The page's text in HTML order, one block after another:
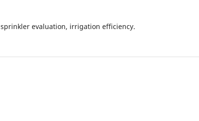
sprinkler evaluation, irrigation efficiency.